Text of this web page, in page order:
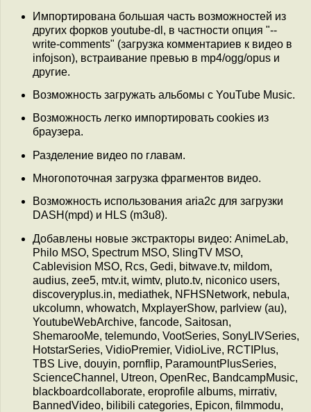
Импортирована большая часть возможностей из
других форков youtube-dl, в частности опция "--
write-comments" (загрузка комментариев к видео в
infojson), встраивание превью в mp4/ogg/opus и
другие.
Возможность загружать альбомы с YouTube Music.
Возможность легко импортировать cookies из
браузера.
Разделение видео по главам.
Многопоточная загрузка фрагментов видео.
Возможность использования aria2c для загрузки
DASH(mpd) и HLS (m3u8).
Добавлены новые экстракторы видео: AnimeLab,
Philo MSO, Spectrum MSO, SlingTV MSO,
Cablevision MSO, Rcs, Gedi, bitwave.tv, mildom,
audius, zee5, mtv.it, wimtv, pluto.tv, niconico users,
discoveryplus.in, mediathek, NFHSNetwork, nebula,
ukcolumn, whowatch, MxplayerShow, parlview (au),
YoutubeWebArchive, fancode, Saitosan,
ShemarooMe, telemundo, VootSeries, SonyLIVSeries,
HotstarSeries, VidioPremier, VidioLive, RCTIPlus,
TBS Live, douyin, pornflip, ParamountPlusSeries,
ScienceChannel, Utreon, OpenRec, BandcampMusic,
blackboardcollaborate, eroprofile albums, mirrativ,
BannedVideo, bilibili categories, Epicon, filmmodu,